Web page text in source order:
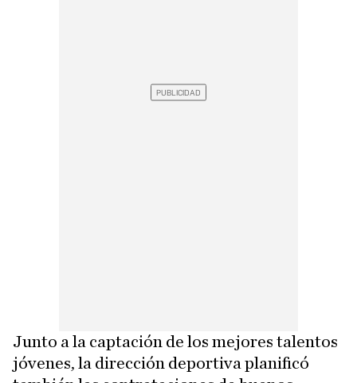
Junto a la captación de los mejores talentos
jóvenes, la dirección deportiva planificó